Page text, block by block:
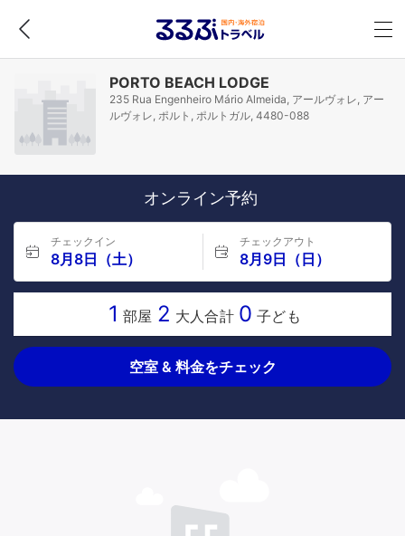
PORTO BEACH LODGE
235 Rua Engenheiro Mário Almeida, アールヴォレ, アー
ルヴォレ, ポルト, ポルトガル, 4480-088
オンライン予約
チェックイン
8月8日（土）
チェックアウト
8月9日（日）
1 部屋 2 大人合計 0 子ども
空室 & 料金をチェック